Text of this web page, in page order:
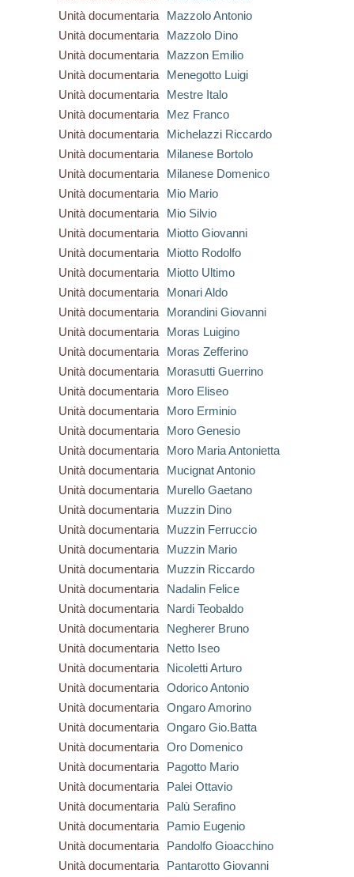
Unità documentaria
Mazzolo Antonio
Unità documentaria
Mazzolo Dino
Unità documentaria
Mazzon Emilio
Unità documentaria
Menegotto Luigi
Unità documentaria
Mestre Italo
Unità documentaria
Mez Franco
Unità documentaria
Michelazzi Riccardo
Unità documentaria
Milanese Bortolo
Unità documentaria
Milanese Domenico
Unità documentaria
Mio Mario
Unità documentaria
Mio Silvio
Unità documentaria
Miotto Giovanni
Unità documentaria
Miotto Rodolfo
Unità documentaria
Miotto Ultimo
Unità documentaria
Monari Aldo
Unità documentaria
Morandini Giovanni
Unità documentaria
Moras Luigino
Unità documentaria
Moras Zefferino
Unità documentaria
Morasutti Guerrino
Unità documentaria
Moro Eliseo
Unità documentaria
Moro Erminio
Unità documentaria
Moro Genesio
Unità documentaria
Moro Maria Antonietta
Unità documentaria
Mucignat Antonio
Unità documentaria
Murello Gaetano
Unità documentaria
Muzzin Dino
Unità documentaria
Muzzin Ferruccio
Unità documentaria
Muzzin Mario
Unità documentaria
Muzzin Riccardo
Unità documentaria
Nadalin Felice
Unità documentaria
Nardi Teobaldo
Unità documentaria
Negherer Bruno
Unità documentaria
Netto Iseo
Unità documentaria
Nicoletti Arturo
Unità documentaria
Odorico Antonio
Unità documentaria
Ongaro Amorino
Unità documentaria
Ongaro Gio.Batta
Unità documentaria
Oro Domenico
Unità documentaria
Pagotto Mario
Unità documentaria
Palei Ottavio
Unità documentaria
Palù Serafino
Unità documentaria
Pamio Eugenio
Unità documentaria
Pandolfo Gioacchino
Unità documentaria
Pantarotto Giovanni